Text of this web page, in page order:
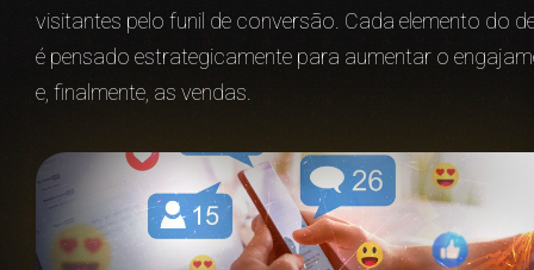
visitantes pelo funil de conversão. Cada elemento do
é pensado estrategicamente para aumentar o
e, finalmente, as vendas.